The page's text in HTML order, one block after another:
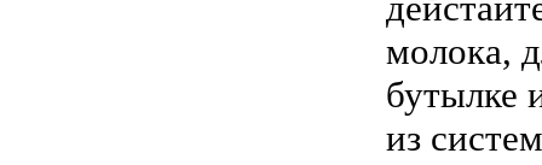
молока,
бутылке
из